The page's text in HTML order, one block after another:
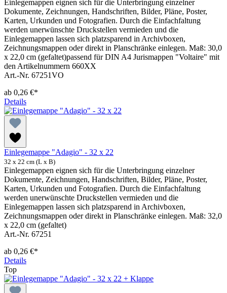
Einlegemappen eignen sich für die Unterbringung einzelner
Dokumente, Zeichnungen, Handschriften, Bilder, Pläne, Poster,
Karten, Urkunden und Fotografien. Durch die Einfachfaltung
werden unerwünschte Druckstellen vermieden und die
Einlegemappen lassen sich platzsparend in Archivboxen,
Zeichnungsmappen oder direkt in Planschränke einlegen. Maß: 30,0
x 22,0 cm (gefaltet)passend für DIN A4 Jurismappen "Voltaire" mit
den Artikelnummern 660XX
Art.-Nr. 67251VO
ab 0,26 €*
Details
Einlegemappe "Adagio" - 32 x 22
32 x 22 cm (L x B)
Einlegemappen eignen sich für die Unterbringung einzelner
Dokumente, Zeichnungen, Handschriften, Bilder, Pläne, Poster,
Karten, Urkunden und Fotografien. Durch die Einfachfaltung
werden unerwünschte Druckstellen vermieden und die
Einlegemappen lassen sich platzsparend in Archivboxen,
Zeichnungsmappen oder direkt in Planschränke einlegen. Maß: 32,0
x 22,0 cm (gefaltet)
Art.-Nr. 67251
ab 0,26 €*
Details
Top